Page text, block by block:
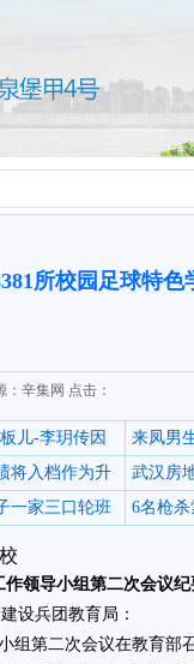
所校园足球特色
：辛集网 点击：
儿-李玥传因
来凤男
将入档作为升
武汉房
一家三口轮班 6名枪
领导小组第二次会议纪
设兵团教育局：
第二次会议在教育部